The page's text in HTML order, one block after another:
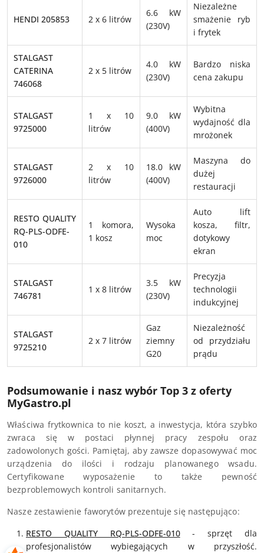
HENDI 205853 2 x 6 litrów
6.6 kW
(230V)
Niezależne
smażenie ryb
i frytek
STALGAST
CATERINA
746068
2 x 5 litrów
4.0 kW
(230V)
Bardzo niska
cena zakupu
STALGAST
9725000
1 x 10
litrów
9.0 kW
(400V)
Wybitna
wydajność dla
mrożonek
STALGAST
9726000
2 x 10
litrów
18.0 kW
(400V)
Maszyna do
dużej
restauracji
RESTO QUALITY
RQ-PLS-ODFE-
010
1 komora,
1 kosz
Wysoka
moc
Auto lift
kosza, filtr,
dotykowy
ekran
STALGAST
746781
1 x 8 litrów
3.5 kW
(230V)
Precyzja
technologii
indukcyjnej
STALGAST
9725210
2 x 7 litrów
Gaz
ziemny
G20
Niezależność
od przydziału
prądu
Podsumowanie i nasz wybór Top 3 z oferty
MyGastro.pl
Właściwa frytkownica to nie koszt, a inwestycja, która szybko
zwraca się w postaci płynnej pracy zespołu oraz
zadowolonych gości. Pamiętaj, aby zawsze dopasowywać moc
urządzenia do ilości i rodzaju planowanego wsadu.
Certyfikowane wyposażenie to także pewność
bezproblemowych kontroli sanitarnych.
Nasze zestawienie faworytów prezentuje się następująco:
RESTO QUALITY RQ-PLS-ODFE-010- sprzęt dla
profesjonalistów wybiegających w przyszłość.